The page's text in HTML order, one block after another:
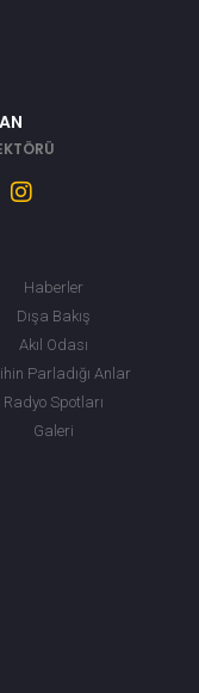
Haberler
Dışa Bakış
Akıl Odası
Parladığı Anlar
Radyo Spotları
Galeri